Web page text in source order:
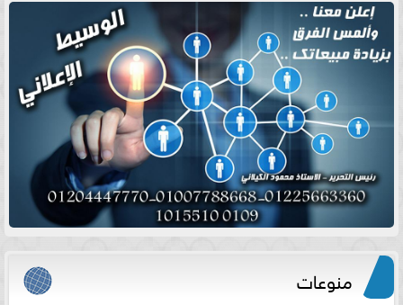
منوعات